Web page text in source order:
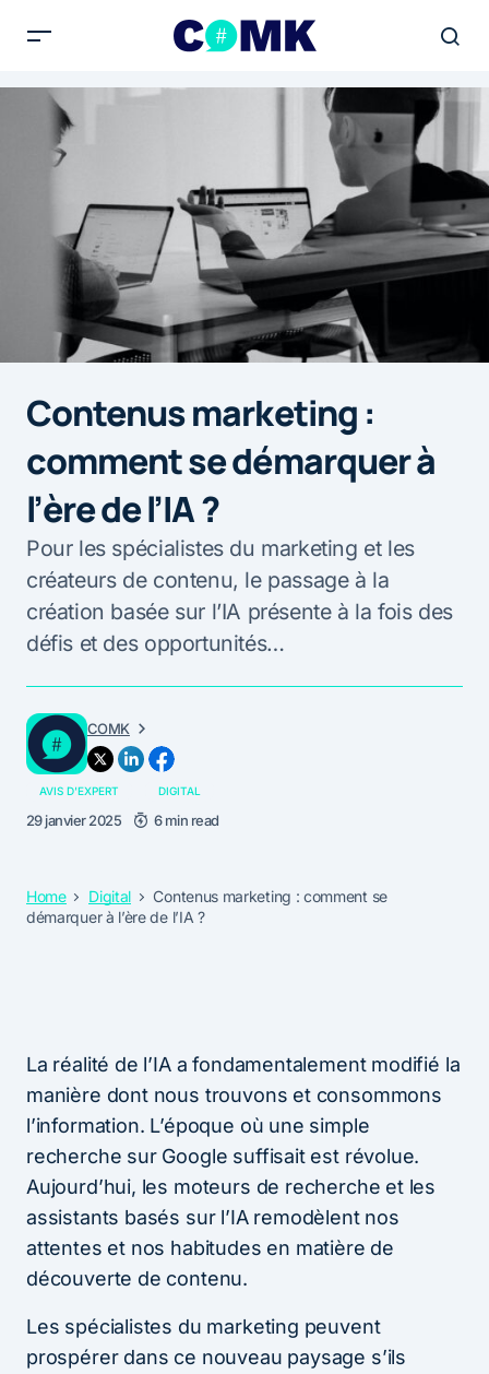
Contenus marketing :
comment se démarquer à
l’ère de l’IA ?
Pour les spécialistes du marketing et les
créateurs de contenu, le passage à la
création basée sur l’IA présente à la fois des
défis et des opportunités…
COMK
AVIS D'EXPERT DIGITAL
29 janvier 2025 6 min read
Home Digital
Contenus marketing : comment se
démarquer à l’ère de l’IA ?
La réalité de l’IA a fondamentalement modifié la
manière dont nous trouvons et consommons
l’information. L’époque où une simple
recherche sur Google suffisait est révolue.
Aujourd’hui, les moteurs de recherche et les
assistants basés sur l’IA remodèlent nos
attentes et nos habitudes en matière de
découverte de contenu.
Les spécialistes du marketing peuvent
prospérer dans ce nouveau paysage s’ils